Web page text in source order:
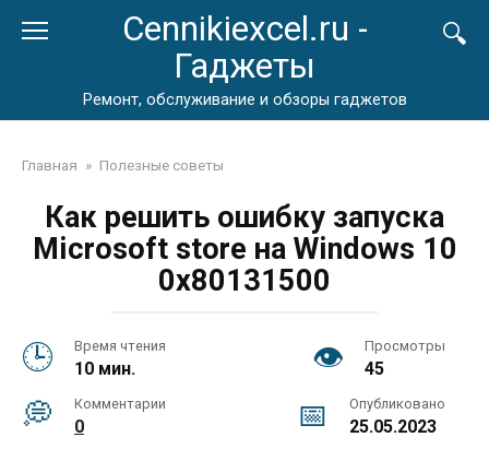
Cennikiexcel.ru -
Гаджеты
Ремонт, обслуживание и обзоры гаджетов
Главная » Полезные советы
Как решить ошибку запуска
Microsoft store на Windows 10
0x80131500
Время чтения
10 мин.
Просмотры
45
Комментарии
0
Опубликовано
25.05.2023